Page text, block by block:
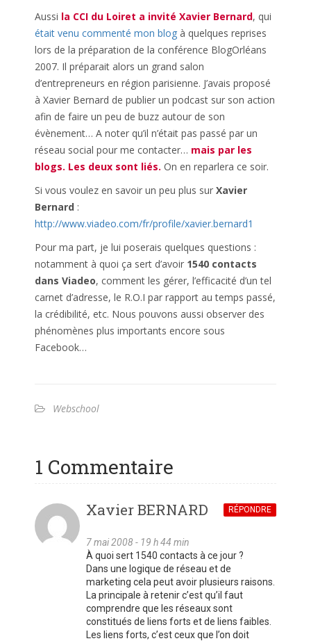
Aussi la CCI du Loiret a invité Xavier Bernard, qui
était venu commenté mon blog à quelques reprises
lors de la préparation de la conférence BlogOrléans
2007. Il préparait alors un grand salon
d’entrepreneurs en région parisienne. J’avais proposé
à Xavier Bernard de publier un podcast sur son action
afin de faire un peu de buzz autour de son
évènement… A noter qu’il n’était pas passé par un
réseau social pour me contacter… mais par les
blogs. Les deux sont liés. On en reparlera ce soir.
Si vous voulez en savoir un peu plus sur Xavier
Bernard :
http://www.viadeo.com/fr/profile/xavier.bernard1
Pour ma part, je lui poserais quelques questions :
notamment à quoi ça sert d’avoir 1540 contacts
dans Viadeo, comment les gérer, l’efficacité d’un tel
carnet d’adresse, le R.O.I par rapport au temps passé,
la crédibilité, etc. Nous pouvons aussi observer des
phénomènes plus importants encore sous
Facebook…
Webschool
1 Commentaire
Xavier BERNARD
7 mai 2008 - 19 h 44 min
RÉPONDRE
À quoi sert 1540 contacts à ce jour ?
Dans une logique de réseau et de
marketing cela peut avoir plusieurs raisons.
La principale à retenir c’est qu’il faut
comprendre que les réseaux sont
constitués de liens forts et de liens faibles.
Les liens forts, c’est ceux que l’on doit